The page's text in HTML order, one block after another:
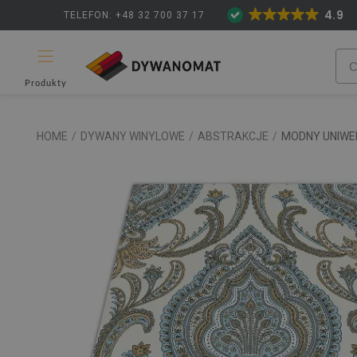
TELEFON: +48 32 700 37 17 4.9
Produkty
HOME / DYWANY WINYLOWE / ABSTRAKCJE / MODNY